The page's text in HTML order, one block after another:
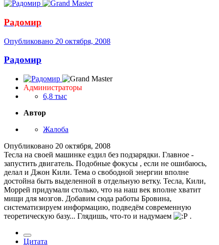
Радомир
Опубликовано 20 октября, 2008
Радомир
Администраторы
6,8 тыс
Автор
Жалоба
Опубликовано 20 октября, 2008
Тесла на своей машинке ездил без подзарядки. Главное -
запустить двигатель. Подобные фокусы , если не ошибаюсь,
делал и Джон Кили. Тема о свободной энергии вполне
достойна быть выделенной в отдельную ветку. Тесла, Кили,
Моррей придумали столько, что на наш век вполне хватит
мищи для мозгов. Добавим сюда работы Бровина,
систематизируем информацию, подведём современную
теоретическую базу... Глядишь, что-то и надумаем
.
Цитата